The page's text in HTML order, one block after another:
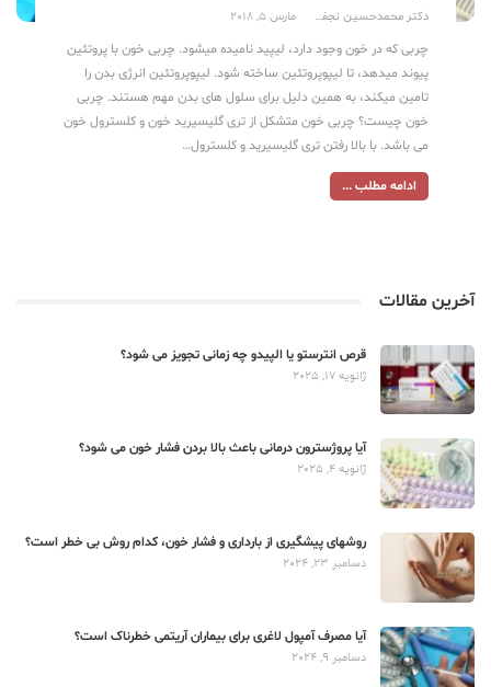
دکتر محمدحسین نجفی مارس 5, 2018
چربی که در خون وجود دارد، لیپید نامیده میشود. چربی خون با پروتئین
پیوند میدهد، تا لیپوپروتئین ساخته شود. لیپوپروتئین انرژی بدن را
تامین میکند، به همین دلیل برای سلول های بدن مهم هستند. چربی
خون چیست؟ چربی خون متشکل از تری گلیسیرید خون و کلسترول خون
می باشد. با بالا رفتن تری گلیسیرید و کلسترول…
ادامه مطلب ...
آخرین مقالات
قرص انترستو یا الپیدو چه زمانی تجویز می شود؟
ژانویه 17, 2025
آیا پروژسترون درمانی باعث بالا بردن فشار خون می شود؟
ژانویه 4, 2025
روشهای پیشگیری از بارداری و فشار خون، کدام روش بی خطر است؟
دسامبر 23, 2024
آیا مصرف آمپول لاغری برای بیماران آریتمی خطرناک است؟
دسامبر 9, 2024